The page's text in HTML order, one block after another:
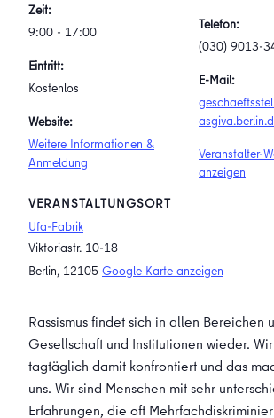
Zeit:
9:00 - 17:00
Eintritt:
Kostenlos
Website:
Weitere Informationen &
Anmeldung
VERANSTALTUNGSORT
Ufa-Fabrik
Viktoriastr. 10-18
Berlin, 12105 Google Karte anzeigen
Telefon:
(030) 9013-
E-Mail:
Veranstalter-
anzeigen
Rassismus findet sich in allen Bereichen
Gesellschaft und Institutionen wieder.
tagtäglich damit konfrontiert und das
uns. Wir sind Menschen mit sehr
Erfahrungen, die oft